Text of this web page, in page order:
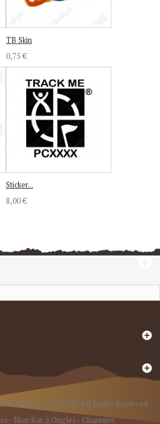
TB Skin
0,75 €
Sticker...
8,00 €
- SAS iGilli. All Rights Reserved.
- Mon Bar à Ongles - Charmies